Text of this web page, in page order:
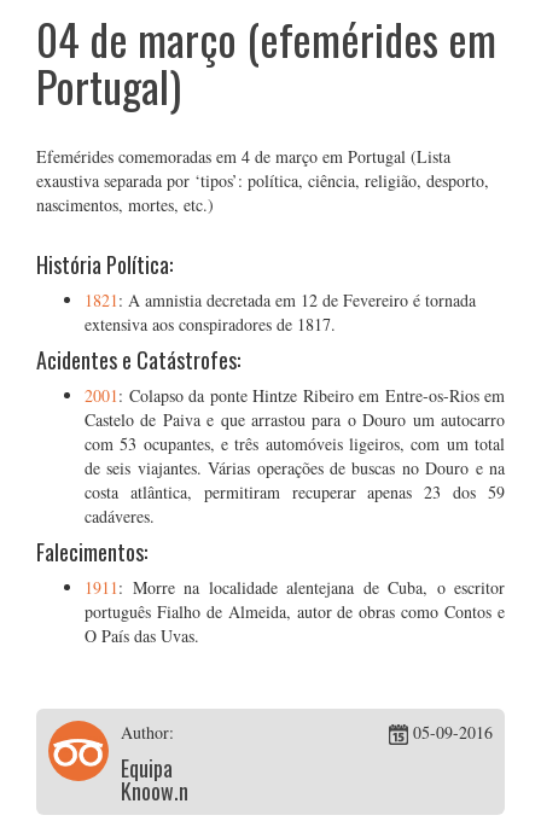
04 de março (efemérides em
Portugal)
Efemérides comemoradas em 4 de março em Portugal (Lista
exaustiva separada por ‘tipos’: política, ciência, religião, desporto,
nascimentos, mortes, etc.)
História Política:
1821: A amnistia decretada em 12 de Fevereiro é tornada
extensiva aos conspiradores de 1817.
Acidentes e Catástrofes:
2001: Colapso da ponte Hintze Ribeiro em Entre-os-Rios em
Castelo de Paiva e que arrastou para o Douro um autocarro
com 53 ocupantes, e três automóveis ligeiros, com um total
de seis viajantes. Várias operações de buscas no Douro e na
costa atlântica, permitiram recuperar apenas 23 dos 59
cadáveres.
Falecimentos:
1911: Morre na localidade alentejana de Cuba, o escritor
português Fialho de Almeida, autor de obras como Contos e
O País das Uvas.
Author:
Equipa
Knoow.net
05-09-2016